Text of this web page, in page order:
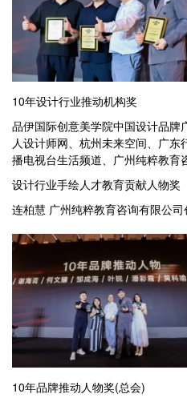
10年设计行业推动机构奖
品伊国际创意美学院中国设计品牌
人设计师网、杭州未来空间、广
播电视台生活频道、广州纯粹教育
设计行业手绘人才教育贡献人物奖
连柏慧 广州纯粹教育咨询有限公司
10年品牌推动人物奖(总会)